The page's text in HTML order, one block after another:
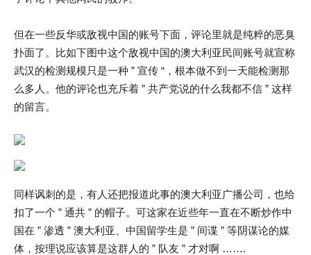
但在一些反华或敌视中国的账号下面，评论里就是纯粹的恶臭
扑面了。比如下图中这个敌视中国的澳大利亚民间账号就宣称
武汉的检测规模只是一种 ” 宣传 “，根本做不到一天能检测那
么多人。他的评论也充斥着 ” 共产党说的什么我都不信 ” 这样
的留言。
同样讽刺的是，有人还把报道此事的澳大利亚广播公司，也给
扣了一个 ” 通共 ” 的帽子。可这家在近些年一直在不断炒作中
国在 ” 渗透 ” 澳大利亚、中国留学生是 ” 间谍 ” 等阴谋论的媒
体，按理说应该算是这群人的 ” 队友 ” 才对啊 …….